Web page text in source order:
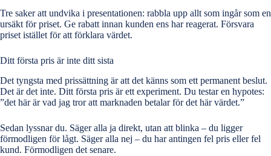
Tre saker att undvika i presentationen: rabbla upp allt som ingår som en
ursäkt för priset. Ge rabatt innan kunden ens har reagerat. Försvara
priset istället för att förklara värdet.
Ditt första pris är inte ditt sista
Det tyngsta med prissättning är att det känns som ett permanent beslut.
Det är det inte. Ditt första pris är ett experiment. Du testar en hypotes:
”det här är vad jag tror att marknaden betalar för det här värdet.”
Sedan lyssnar du. Säger alla ja direkt, utan att blinka – du ligger
förmodligen för lågt. Säger alla nej – du har antingen fel pris eller fel
kund. Förmodligen det senare.